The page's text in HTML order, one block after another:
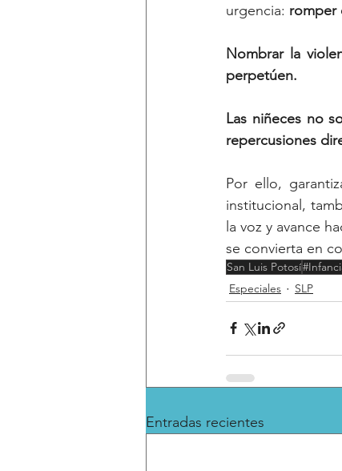
urgencia: romper
Nombrar la
perpetúen.
Las niñeces no
repercusiones
Por ello,
institucional,
la voz y avance
se convierta en
San Luis Potosí
Especiales
SLP
Entradas recientes